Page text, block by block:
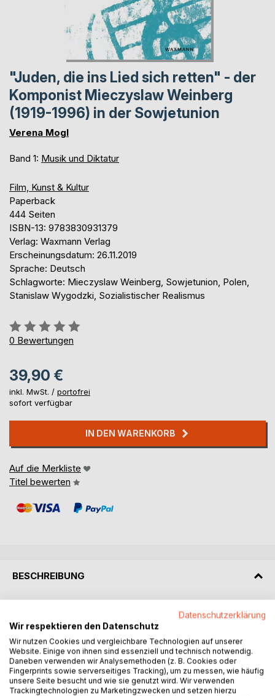
"Juden, die ins Lied sich retten" - der
Komponist Mieczyslaw Weinberg
(1919-1996) in der Sowjetunion
Verena Mogl
Band 1: Musik und Diktatur
Film, Kunst & Kultur
Paperback
444 Seiten
ISBN-13: 9783830931379
Verlag: Waxmann Verlag
Erscheinungsdatum: 26.11.2019
Sprache: Deutsch
Schlagworte: Mieczyslaw Weinberg, Sowjetunion, Polen,
Stanislaw Wygodzki, Sozialistischer Realismus
Bewertung::
0%
0 Bewertungen
39,90 €
inkl. MwSt. / portofrei
sofort verfügbar
IN DEN WARENKORB
Auf die Merkliste
Titel bewerten
BESCHREIBUNG
Der Lebensweg des Komponisten Mieczyslaw Weinberg
(1919-1996) wurde maßgeblich geprägt von der
Auseinandersetzung mit Repression und Diskriminierung.
Vor Hitlers Truppen aus Warschau in die Sowjetunion
geflohen, musste Weinberg sich in einem politischen
System zurechtfinden, das ihm zwar Zuflucht geboten
hatte, ihn jedoch als Juden und Polen nicht unbehelligt ließ.
Datenschutzerklärung
Wir respektieren den Datenschutz
Wir nutzen Cookies und vergleichbare Technologien auf unserer
Website. Einige von ihnen sind essenziell und technisch notwendig.
Daneben verwenden wir Analysemethoden (z. B. Cookies oder
Fingerprints sowie serverseitiges Tracking), um zu messen, wie häufig
unsere Seite besucht und wie sie genutzt wird. Wir verwenden
Trackingtechnologien zu Marketingzwecken und setzen hierzu